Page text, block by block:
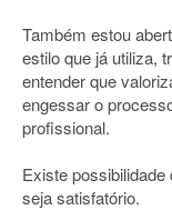
Também estou
estilo que já utiliza,
entender que
engessar o
profissional.
Existe
seja satisfatório.